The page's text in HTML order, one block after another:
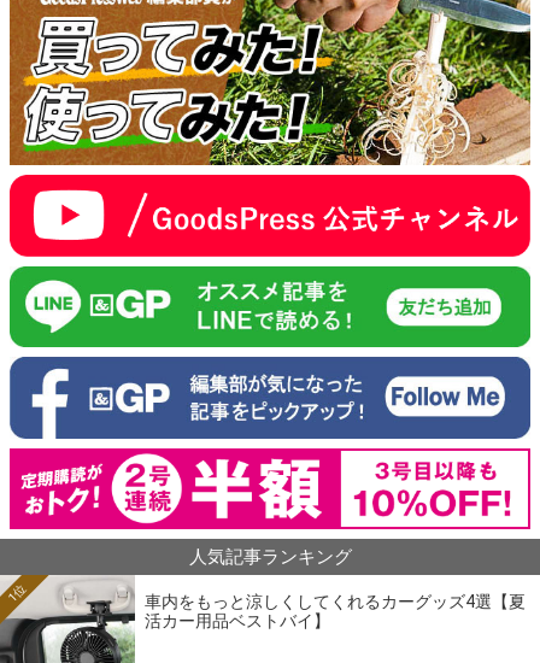
人気記事ランキング
車内をもっと涼しくしてくれるカーグッズ4選【夏
活カー用品ベストバイ】
1位